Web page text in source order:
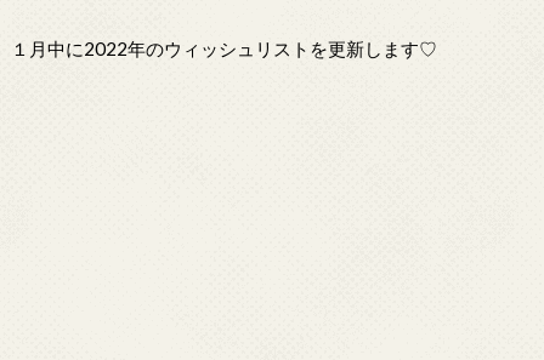
１月中に2022年のウィッシュリストを更新します♡